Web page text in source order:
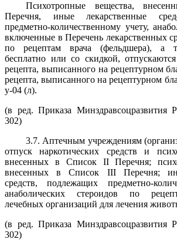
Психотропные вещества,
Перечня, иные лекарственные
предметно-количественному учету,
включенные в Перечень лекарственных
по рецептам врача (фельдшера), а
бесплатно или со скидкой,
рецепта, выписанного на рецептурном
рецепта, выписанного на рецептурном
у-04 (л).
(в ред. Приказа Минздравсоцразвития
302)
3.7. Аптечным учреждениям
отпуск наркотических средств и
внесенных в Список II Перечня;
внесенных в Список III Перечня;
средств, подлежащих предметно-
анаболических стероидов по
лечебных организаций для лечения
(в ред. Приказа Минздравсоцразвития
302)